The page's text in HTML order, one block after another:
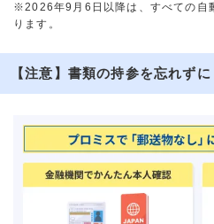
※2026年9月6日以降は、すべての自
ります。
【注意】書類の持参を忘れずに